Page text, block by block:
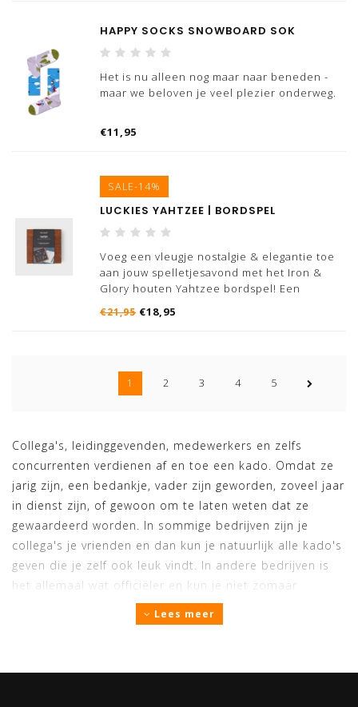
HAPPY SOCKS SNOWBOARD SOK
Het is nu alleen nog maar naar beneden -
maar we beloven je veel plezier onderweg.
zijn passie voor skiën (en Après) zien. In een
deze enorme berg. Voor iedere wintersp
€11,95
SALE-14%
LUCKIES YAHTZEE | BORDSPEL
Voeg een vleugje nostalgie & elegantie toe
aan jouw spelletjesavond met het Iron &
Glory houten Yahtzee bordspel! Een
familieklassieker. Ook ideaal om mee te
Dit eersteklas houten bord heeft ee
€21,95 €18,95
1 2 3 4 5
Collega's, leidinggevenden, medewerkers en zelfs
concurrenten verdienen af en toe een kado. Omdat ze
jarig zijn, een bedankje, vader zijn geworden, zoveel jaar
in dienst zijn, of gewoon om te laten weten dat ze
gewaardeerd worden. In sommige bedrijven zijn je
collega's je vrienden en dan kun je natuurlijk alle kado's
geven die je zelf ook leuk vindt. In andere bedrijven is
het allemaal wat officiëler en kun je niet zomaar
aankomen met een grappige 'Grow a dick' bijvoorbeeld.
Zwitscherbox / Birdybox / Oceanboxen van Relaxound,
Lees meer